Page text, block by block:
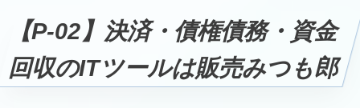
【P-02】決済・債権債務・資金
回収のITツールは販売みつも郎